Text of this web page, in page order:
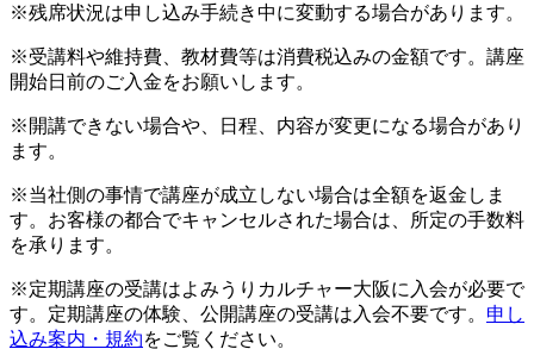
※残席状況は申し込み手続き中に変動する場合があります。
※受講料や維持費、教材費等は消費税込みの金額です。講座
開始日前のご入金をお願いします。
※開講できない場合や、日程、内容が変更になる場合があり
ます。
※当社側の事情で講座が成立しない場合は全額を返金しま
す。お客様の都合でキャンセルされた場合は、所定の手数料
を承ります。
※定期講座の受講はよみうりカルチャー大阪に入会が必要で
す。定期講座の体験、公開講座の受講は入会不要です。 申し
込み案内・規約をご覧ください。